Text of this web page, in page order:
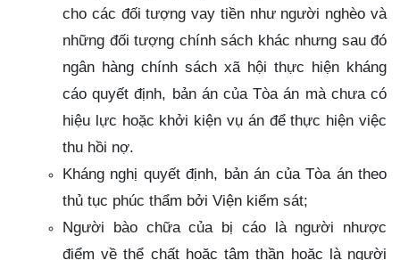
cho các đối tượng vay tiền như người nghèo và
những đối tượng chính sách khác nhưng sau đó
ngân hàng chính sách xã hội thực hiện kháng
cáo quyết định, bản án của Tòa án mà chưa có
hiệu lực hoặc khởi kiện vụ án để thực hiện việc
thu hồi nợ.
Kháng nghị quyết định, bản án của Tòa án theo
thủ tục phúc thẩm bởi Viện kiểm sát;
Người bào chữa của bị cáo là người nhược
điểm về thể chất hoặc tâm thần hoặc là người